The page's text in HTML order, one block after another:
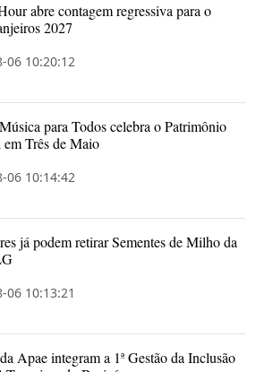
abre contagem regressiva para o
2027
06 10:20:12
para Todos celebra o Patrimônio
Três de Maio
06 10:14:42
já podem retirar Sementes de Milho da
06 10:13:21
Apae integram a 1ª Gestão da Inclusão